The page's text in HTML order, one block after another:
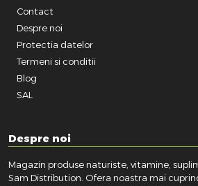
Contact
Despre noi
Protectia datelor
Termeni si conditii
Blog
SAL
Despre noi
Magazin produse naturiste, vitamine,
Sam Distribution. Ofera noastra mai